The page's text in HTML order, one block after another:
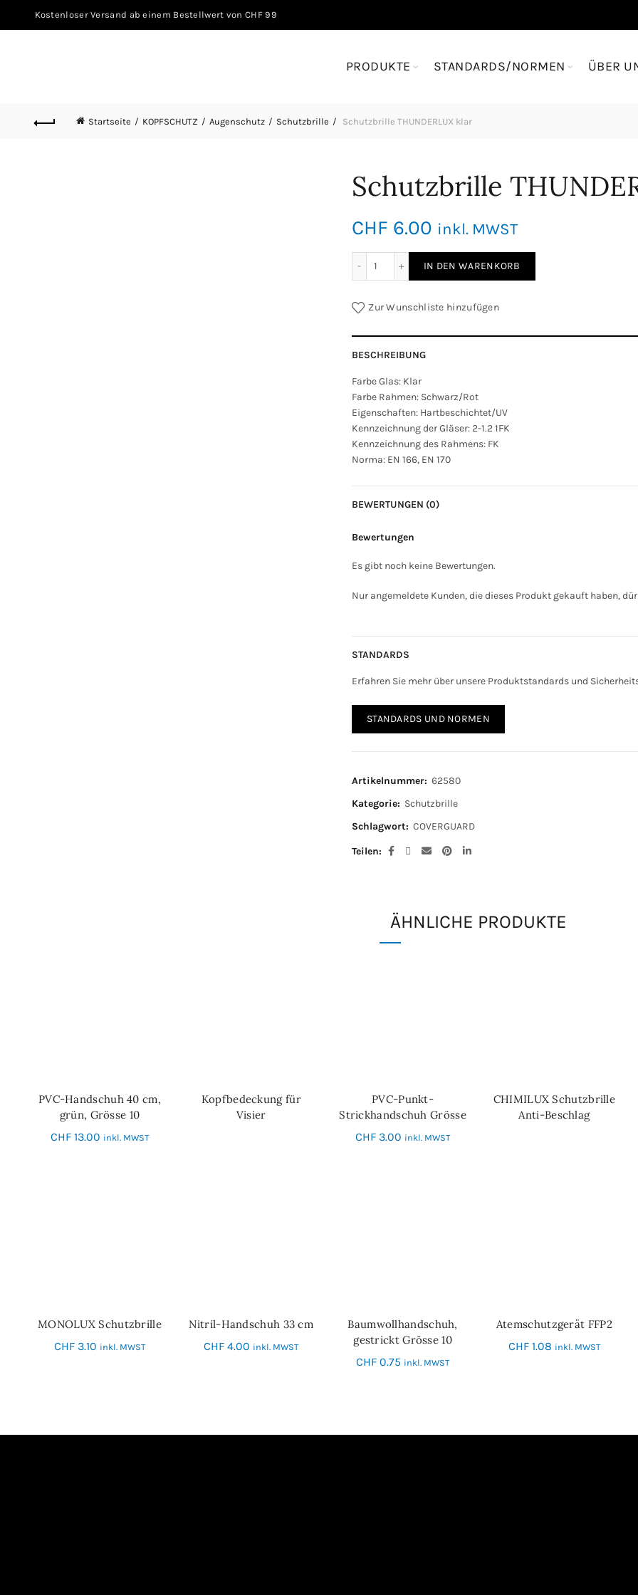
Kostenloser Versand ab einem Bestellwert von CHF 99
PRODUKTE STANDARDS/NORMEN ÜBER
Startseite KOPFSCHUTZ Augenschutz Schutzbrille Schutzbrille THUNDERLUX klar
Schutzbrille
CHF 6.00 inkl. MWST
IN DEN WARENKORB
Zur Wunschliste hinzufügen
BESCHREIBUNG
Farbe Glas: Klar
Farbe Rahmen: Schwarz/Rot
Eigenschaften: Hartbeschichtet/UV
Kennzeichnung der Gläser: 2-1.2 1FK
Kennzeichnung des Rahmens: FK
Norma: EN 166, EN 170
BEWERTUNGEN (0)
Bewertungen
Es gibt noch keine Bewertungen.
Nur angemeldete Kunden, die dieses Produkt gekauft haben,
STANDARDS
Erfahren Sie mehr über unsere Produktstandards und
STANDARDS UND NORMEN
Artikelnummer: 62580
Kategorie: Schutzbrille
Schlagwort: COVERGUARD
Teilen
ÄHNLICHE PRODUKTE
IN DEN WARENKORB
PVC-Handschuh 40 cm,
grün, Grösse 10
CHF13.00 inkl. MWST
WEITERLESEN
Kopfbedeckung für
Visier
IN DEN WARENKORB
PVC-Punkt-
Strickhandschuh Grösse
CHF 3.00 inkl. MWST
WEITERLESEN
CHIMILUX Schutzbrille
Anti-Beschlag
IN DEN WARENKORB
MONOLUX Schutzbrille
CHF3.10 inkl. MWST
SCHNELL-EINKAUF
Nitril-Handschuh 33 cm
CHF 4.00 inkl. MWST
IN DEN WARENKORB
Baumwollhandschuh,
gestrickt Grösse 10
CHF 0.75 inkl. MWST
IN DEN WARENKORB
Atemschutzgerät FFP2
CHF1.08 inkl. MWST